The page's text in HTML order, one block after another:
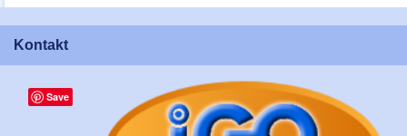
Kontakt
Save